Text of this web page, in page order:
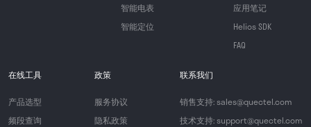
智能电表
智能定位
应用笔记
Helios SDK
FAQ
在线工具
产品选型
频段查询
政策
服务协议
隐私政策
联系我们
销售支持: sales@quectel.com
技术支持: support@quectel.com